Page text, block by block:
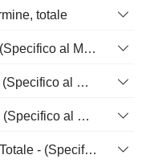
totale
Totale del Debito Rimborsato - (Specifico al Modello)
Emissione di Azioni Ordinarie - (Specifico al Modello)
Riacquisto di Azioni Ordinarie - (Specifico al Modello)
Altre Attività di Finanziamento, Totale - (Specifico al Modello)